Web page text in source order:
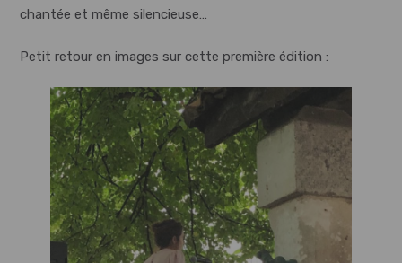
chantée et même silencieuse…
Petit retour en images sur cette première édition :